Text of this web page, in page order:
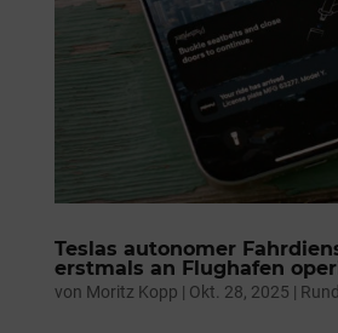
Teslas autonomer
erstmals an Flughafen
von Moritz Kopp | Okt. 28, 2025 |